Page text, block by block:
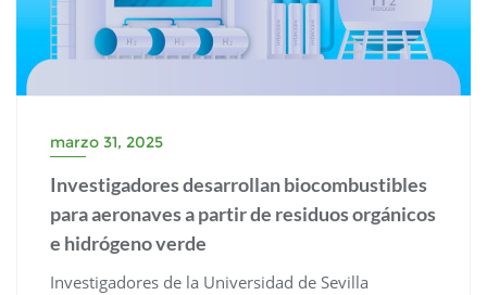
marzo 31, 2025
Investigadores desarrollan biocombustibles
para aeronaves a partir de residuos orgánicos
e hidrógeno verde
Investigadores de la Universidad de Sevilla